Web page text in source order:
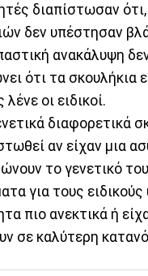
διαπίστωσαν
δεν υπέστησαν
ανακάλυψη
ότι τα σκουλήκια
οι ειδικοί.
διαφορετικά
αν είχαν μια
το γενετικό
για τους
πιο ανεκτικά ή
σε καλύτερη